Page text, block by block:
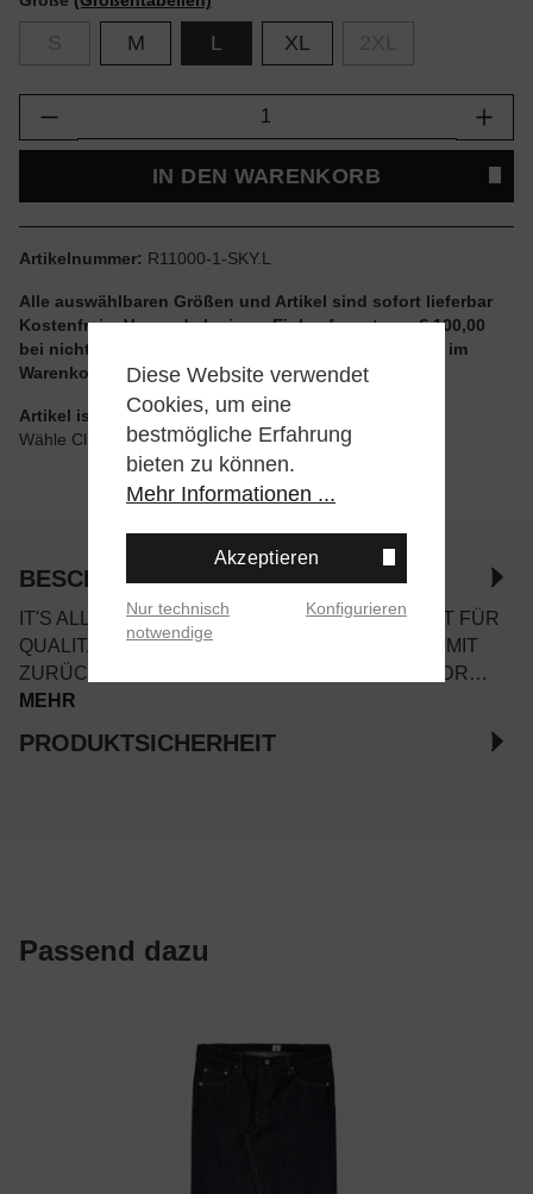
M L XL
Produkt Anzahl: Gib den gewünschten
IN DEN WARENKORB
Artikelnummer: R11000-1-SKY.L
Alle auswählbaren Größen und Artikel sind sofort lieferbar
Kostenfreier Versand ab einem Einkaufswert von € 100,00
bei nicht reduzierten Artikeln und ohne Aktionscode im
Warenkorb
Artikel ist wie angegeben im Store verfügbar
Wähle Click & Collect beim Checkout
BESCHREIBUNG
IT'S ALL ABOUT THE BASICS! REGARDS STEHT FÜR
QUALITATIV EXTREM HOCHWERTIGE BASICS MIT
ZURÜCKHALTENDEM LABELING FÜR EINEN "DR…
MEHR
PRODUKTSICHERHEIT
Passend dazu
Diese Website verwendet
Cookies, um eine
bestmögliche Erfahrung
bieten zu können.
Mehr Informationen ...
Akzeptieren
Nur technisch
notwendige
Konfigurieren